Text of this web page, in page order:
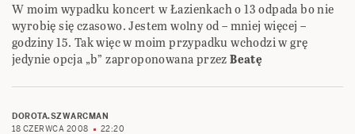
W moim wypadku koncert w Łazienkach o 13 odpada bo nie
wyrobię się czasowo. Jestem wolny od – mniej więcej –
godziny 15. Tak więc w moim przypadku wchodzi w grę
jedynie opcja „b” zaproponowana przezBeatę
DOROTA.SZWARCMAN
18 CZERWCA 2008
22:20